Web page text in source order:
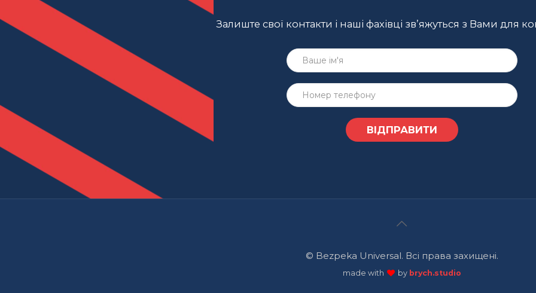
Залиште свої контакти і наші фахівці зв’яжуться з Вами для
© Bezpeka Universal. Всі права захищені.
made with by brych.studio